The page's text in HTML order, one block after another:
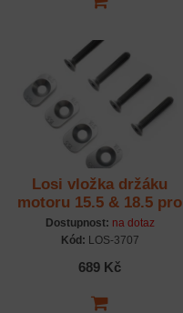
Losi vložka držáku
motoru 15.5 & 18.5 pro
67T: 5IVE-TE
Dostupnost: na dotaz
Kód: LOS-3707
689 Kč